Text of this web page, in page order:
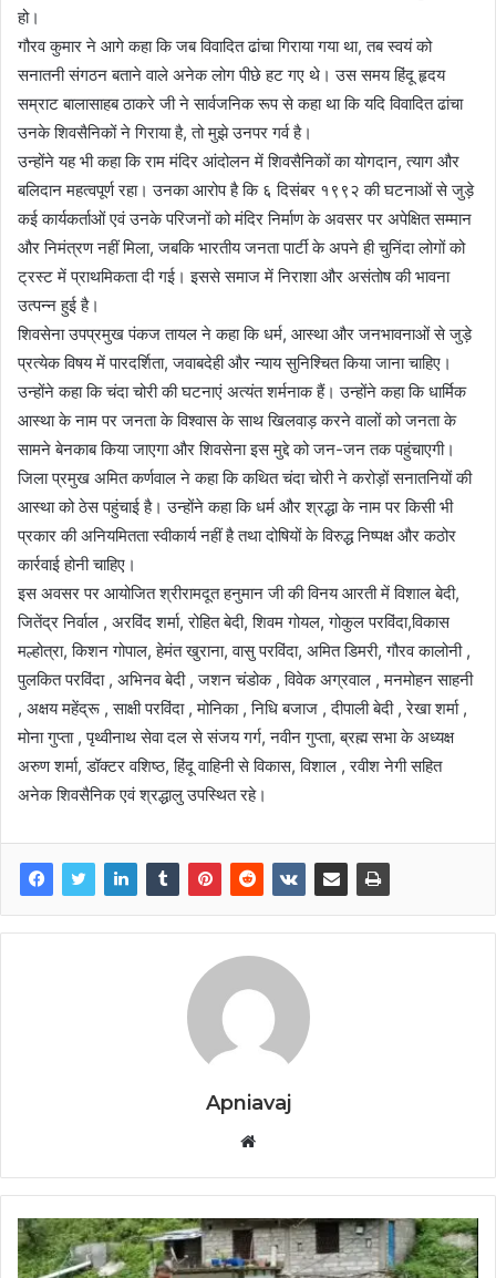
हो।
गौरव कुमार ने आगे कहा कि जब विवादित ढांचा गिराया गया था, तब स्वयं को
सनातनी संगठन बताने वाले अनेक लोग पीछे हट गए थे। उस समय हिंदू हृदय
सम्राट बालासाहब ठाकरे जी ने सार्वजनिक रूप से कहा था कि यदि विवादित ढांचा
उनके शिवसैनिकों ने गिराया है, तो मुझे उनपर गर्व है।
उन्होंने यह भी कहा कि राम मंदिर आंदोलन में शिवसैनिकों का योगदान, त्याग और
बलिदान महत्वपूर्ण रहा। उनका आरोप है कि ६ दिसंबर १९९२ की घटनाओं से जुड़े
कई कार्यकर्ताओं एवं उनके परिजनों को मंदिर निर्माण के अवसर पर अपेक्षित सम्मान
और निमंत्रण नहीं मिला, जबकि भारतीय जनता पार्टी के अपने ही चुनिंदा लोगों को
ट्रस्ट में प्राथमिकता दी गई। इससे समाज में निराशा और असंतोष की भावना
उत्पन्न हुई है।
शिवसेना उपप्रमुख पंकज तायल ने कहा कि धर्म, आस्था और जनभावनाओं से जुड़े
प्रत्येक विषय में पारदर्शिता, जवाबदेही और न्याय सुनिश्चित किया जाना चाहिए।
उन्होंने कहा कि चंदा चोरी की घटनाएं अत्यंत शर्मनाक हैं। उन्होंने कहा कि धार्मिक
आस्था के नाम पर जनता के विश्वास के साथ खिलवाड़ करने वालों को जनता के
सामने बेनकाब किया जाएगा और शिवसेना इस मुद्दे को जन-जन तक पहुंचाएगी।
जिला प्रमुख अमित कर्णवाल ने कहा कि कथित चंदा चोरी ने करोड़ों सनातनियों की
आस्था को ठेस पहुंचाई है। उन्होंने कहा कि धर्म और श्रद्धा के नाम पर किसी भी
प्रकार की अनियमितता स्वीकार्य नहीं है तथा दोषियों के विरुद्ध निष्पक्ष और कठोर
कार्रवाई होनी चाहिए।
इस अवसर पर आयोजित श्रीरामदूत हनुमान जी की विनय आरती में विशाल बेदी,
जितेंद्र निर्वाल , अरविंद शर्मा, रोहित बेदी, शिवम गोयल, गोकुल परविंदा,विकास
मल्होत्रा, किशन गोपाल, हेमंत खुराना, वासु परविंदा, अमित डिमरी, गौरव कालोनी ,
पुलकित परविंदा , अभिनव बेदी , जशन चंडोक , विवेक अग्रवाल , मनमोहन साहनी
, अक्षय महेंद्रू , साक्षी परविंदा , मोनिका , निधि बजाज , दीपाली बेदी , रेखा शर्मा ,
मोना गुप्ता , पृथ्वीनाथ सेवा दल से संजय गर्ग, नवीन गुप्ता, ब्रह्म सभा के अध्यक्ष
अरुण शर्मा, डॉक्टर वशिष्ठ, हिंदू वाहिनी से विकास, विशाल , रवीश नेगी सहित
अनेक शिवसैनिक एवं श्रद्धालु उपस्थित रहे।
Apniavaj
b
s
i
t